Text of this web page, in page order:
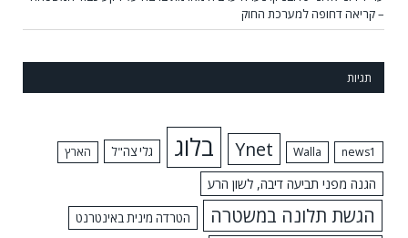
– קריאה דחופה למערכת החוק
תגיות
news1
Walla
Ynet בלוג גלי צה"ל הארץ
הגנה מפני תביעה דיבה, לשון הרע
הגשת תלונה במשטרה הטרדה מינית באינטרנט